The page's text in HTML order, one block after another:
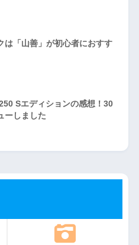
は「山善」が初心者におすす
Sエディションの感想！30
ーしました